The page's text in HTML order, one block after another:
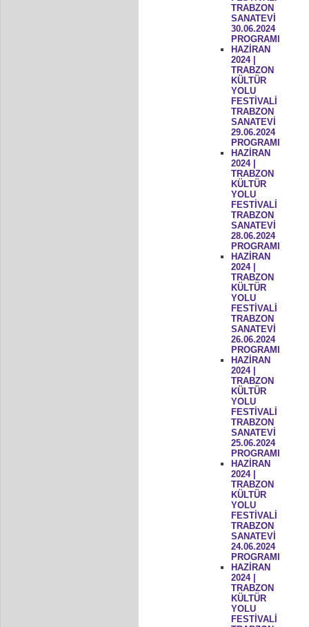
TRABZON
SANATEVİ
30.06.2024
PROGRAMI
HAZİRAN
2024 |
TRABZON
KÜLTÜR
YOLU
FESTİVALİ
TRABZON
SANATEVİ
29.06.2024
PROGRAMI
HAZİRAN
2024 |
TRABZON
KÜLTÜR
YOLU
FESTİVALİ
TRABZON
SANATEVİ
28.06.2024
PROGRAMI
HAZİRAN
2024 |
TRABZON
KÜLTÜR
YOLU
FESTİVALİ
TRABZON
SANATEVİ
26.06.2024
PROGRAMI
HAZİRAN
2024 |
TRABZON
KÜLTÜR
YOLU
FESTİVALİ
TRABZON
SANATEVİ
25.06.2024
PROGRAMI
HAZİRAN
2024 |
TRABZON
KÜLTÜR
YOLU
FESTİVALİ
TRABZON
SANATEVİ
24.06.2024
PROGRAMI
HAZİRAN
2024 |
TRABZON
KÜLTÜR
YOLU
FESTİVALİ